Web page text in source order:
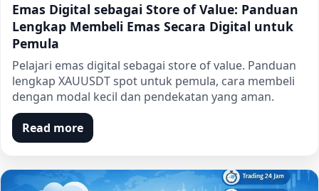
Emas Digital sebagai Store of Value: Panduan
Lengkap Membeli Emas Secara Digital untuk
Pemula
Pelajari emas digital sebagai store of value. Panduan
lengkap XAUUSDT spot untuk pemula, cara membeli
dengan modal kecil dan pendekatan yang aman.
Read more